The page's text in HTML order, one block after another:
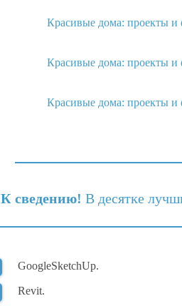
К сведению! В десятке
GoogleSketchUp.
Revit.